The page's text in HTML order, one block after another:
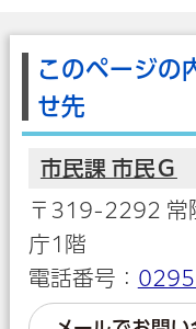
このページの
せ先
市民課 市民Ｇ
〒319-2292 常
庁1階
電話番号：